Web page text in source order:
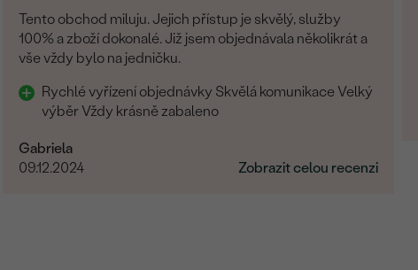
Tento obchod miluju. Jejich přístup je skvělý, služby
100% a zboží dokonalé. Již jsem objednávala několikrát a
vše vždy bylo na jedničku.
Rychlé vyřízení objednávky Skvělá komunikace Velký
výběr Vždy krásně zabaleno
Gabriela
09.12.2024
Zobrazit celou recenzi